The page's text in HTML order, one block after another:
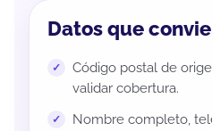
Datos que
Código postal de
validar cobertura.
Nombre completo,